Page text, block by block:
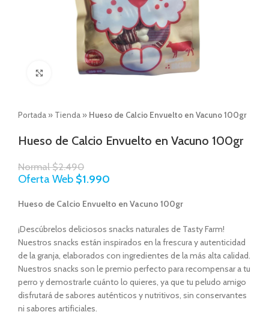
Click to enlarge
Portada » Tienda » Hueso de Calcio Envuelto en Vacuno 100gr
Hueso de Calcio Envuelto en Vacuno 100gr
Normal$2.490
Oferta Web $1.990
Hueso de Calcio Envuelto en Vacuno 100gr
¡Descúbrelos deliciosos snacks naturales de Tasty Farm!
Nuestros snacks están inspirados en la frescura y autenticidad
de la granja, elaborados con ingredientes de la más alta calidad.
Nuestros snacks son le premio perfecto para recompensar a tu
perro y demostrarle cuánto lo quieres, ya que tu peludo amigo
disfrutará de sabores auténticos y nutritivos, sin conservantes
ni sabores artificiales.